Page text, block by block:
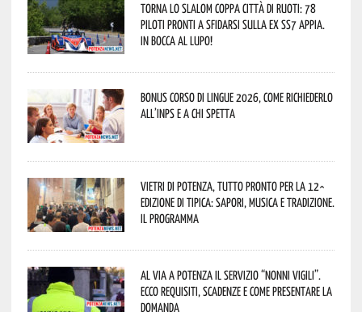
Torna lo Slalom Coppa Città di Ruoti: 78
piloti pronti a sfidarsi sulla ex SS7 Appia.
In bocca al lupo!
Bonus corso di lingue 2026, come richiederlo
all’INPS e a chi spetta
Vietri di Potenza, tutto pronto per la 12^
Edizione di Tipica: sapori, musica e tradizione.
Il programma
Al via a Potenza il servizio “Nonni Vigili”.
Ecco requisiti, scadenze e come presentare la
domanda